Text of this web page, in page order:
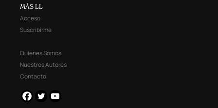
MÁS LL
Acceso
Suscribirme
Quienes Somos
Nuestros Autores
Contacto